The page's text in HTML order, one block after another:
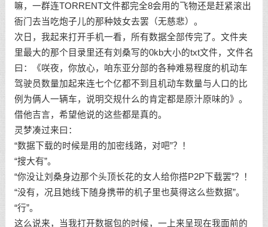
嘛，一群连TORRENT文件都完全8会用的飞物还是赶紧滚出
衙门去当吃炮子儿的那种妓女去罢（无慈悲）。
次日，我起来打开手机一看，所有数据全部传完了。文件夹
里最大的那个目录里还有刘桑写的0kb大小的txt文件，文件名
曰：《咲夜，你放心，咱东亚分部的各种难易程度的机动车
驾驶员数量加起来连七个亿都不到且机动车数量与人口的比
例为俩人一辆车，说明交规什么的肯定都是原汁原味的》。
借他吉言，希望他说的这些都是真的。
灵梦凑过来曰：
“数据下载的时候是用的加密线路，对吧”？！
“搜大有”。
“你没让刘桑身边那个头顶长花的女人给你搭P2P下载罢”？！
“没有，况且她线下随身携带的机子里也莫得这么些数据”。
“行”。
这么说来，当我打开数据包的时候，一上来呈现在我面前的